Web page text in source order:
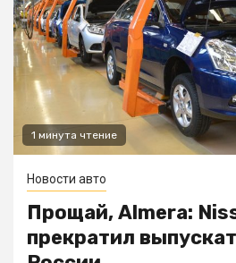
1 минута чтение
Новости авто
Прощай, Almera:
прекратил